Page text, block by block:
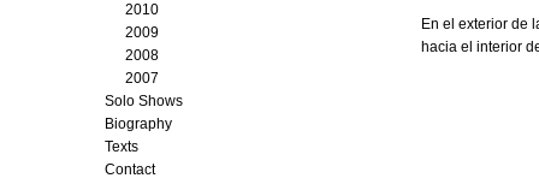
En el exterior de
hacia el interior
2010
2009
2008
2007
Solo Shows
Biography
Texts
Contact